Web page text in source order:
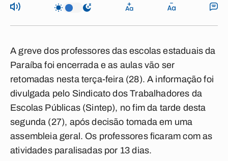
A greve dos professores das escolas estaduais da
Paraíba foi encerrada e as aulas vão ser
retomadas nesta terça-feira (28). A informação foi
divulgada pelo Sindicato dos Trabalhadores da
Escolas Públicas (Sintep), no fim da tarde desta
segunda (27), após decisão tomada em uma
assembleia geral. Os professores ficaram com as
atividades paralisadas por 13 dias.